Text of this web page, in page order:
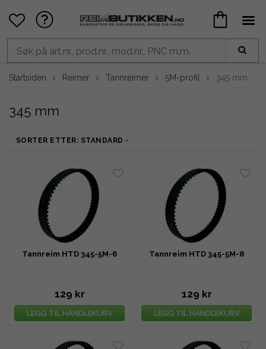
Startsiden Reimer Tannreimer 5M-profil 345 mm
345 mm
SORTER ETTER: STANDARD
Tannreim HTD 345-5M-6
129 kr
LEGG TIL HANDLEKURV
Tannreim HTD 345-5M-8
129 kr
LEGG TIL HANDLEKURV